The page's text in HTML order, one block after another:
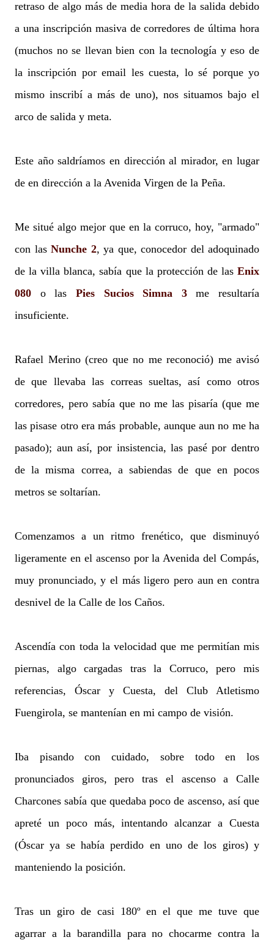
retraso de algo más de media hora de la salida debido
a una inscripción masiva de corredores de última hora
(muchos no se llevan bien con la tecnología y eso de
la inscripción por email les cuesta, lo sé porque yo
mismo inscribí a más de uno), nos situamos bajo el
arco de salida y meta.
Este año saldríamos en dirección al mirador, en lugar
de en dirección a la Avenida Virgen de la Peña.
Me situé algo mejor que en la corruco, hoy, "armado"
con las Nunche 2, ya que, conocedor del adoquinado
de la villa blanca, sabía que la protección de las Enix
080 o las Pies Sucios Simna 3me resultaría
insuficiente.
Rafael Merino (creo que no me reconoció) me avisó
de que llevaba las correas sueltas, así como otros
corredores, pero sabía que no me las pisaría (que me
las pisase otro era más probable, aunque aun no me ha
pasado); aun así, por insistencia, las pasé por dentro
de la misma correa, a sabiendas de que en pocos
metros se soltarían.
Comenzamos a un ritmo frenético, que disminuyó
ligeramente en el ascenso por la Avenida del Compás,
muy pronunciado, y el más ligero pero aun en contra
desnivel de la Calle de los Caños.
Ascendía con toda la velocidad que me permitían mis
piernas, algo cargadas tras la Corruco, pero mis
referencias, Óscar y Cuesta, del Club Atletismo
Fuengirola, se mantenían en mi campo de visión.
Iba pisando con cuidado, sobre todo en los
pronunciados giros, pero tras el ascenso a Calle
Charcones sabía que quedaba poco de ascenso, así que
apreté un poco más, intentando alcanzar a Cuesta
(Óscar ya se había perdido en uno de los giros) y
manteniendo la posición.
Tras un giro de casi 180º en el que me tuve que
agarrar a la barandilla para no chocarme contra la